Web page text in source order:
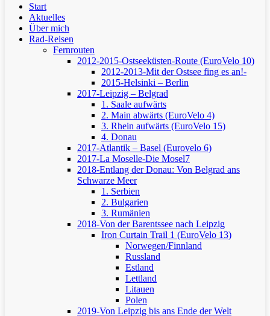
Start
Aktuelles
Über mich
Rad-Reisen
Fernrouten
2012-2015-Ostseeküsten-Route (EuroVelo 10)
2012-2013-Mit der Ostsee fing es an!-
2015-Helsinki – Berlin
2017-Leipzig – Belgrad
1. Saale aufwärts
2. Main abwärts (EuroVelo 4)
3. Rhein aufwärts (EuroVelo 15)
4. Donau
2017-Atlantik – Basel (Eurovelo 6)
2017-La Moselle-Die Mosel7
2018-Entlang der Donau: Von Belgrad ans
Schwarze Meer
1. Serbien
2. Bulgarien
3. Rumänien
2018-Von der Barentssee nach Leipzig
Iron Curtain Trail 1 (EuroVelo 13)
Norwegen/Finnland
Russland
Estland
Lettland
Litauen
Polen
2019-Von Leipzig bis ans Ende der Welt